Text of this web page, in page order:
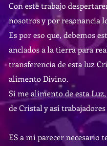
Con este trabajo
nosotros y por resonancia
Es por eso que, debemos
anclados a la tierra para
transferencia de esta luz
alimento Divino.
Si me alimento de esta
de Cristal y así
ES a mi parecer necesario